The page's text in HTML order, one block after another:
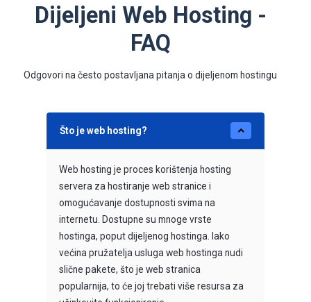
Dijeljeni Web Hosting -
FAQ
Odgovori na često postavljana pitanja o dijeljenom hostingu
Što je web hosting?
Web hosting je proces korištenja hosting
servera za hostiranje web stranice i
omogućavanje dostupnosti svima na
internetu. Dostupne su mnoge vrste
hostinga, poput dijeljenog hostinga. Iako
većina pružatelja usluga web hostinga nudi
slične pakete, što je web stranica
popularnija, to će joj trebati više resursa za